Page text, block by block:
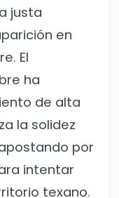
justa
en
El
ha
de alta
la solidez
por
intentar
texano.